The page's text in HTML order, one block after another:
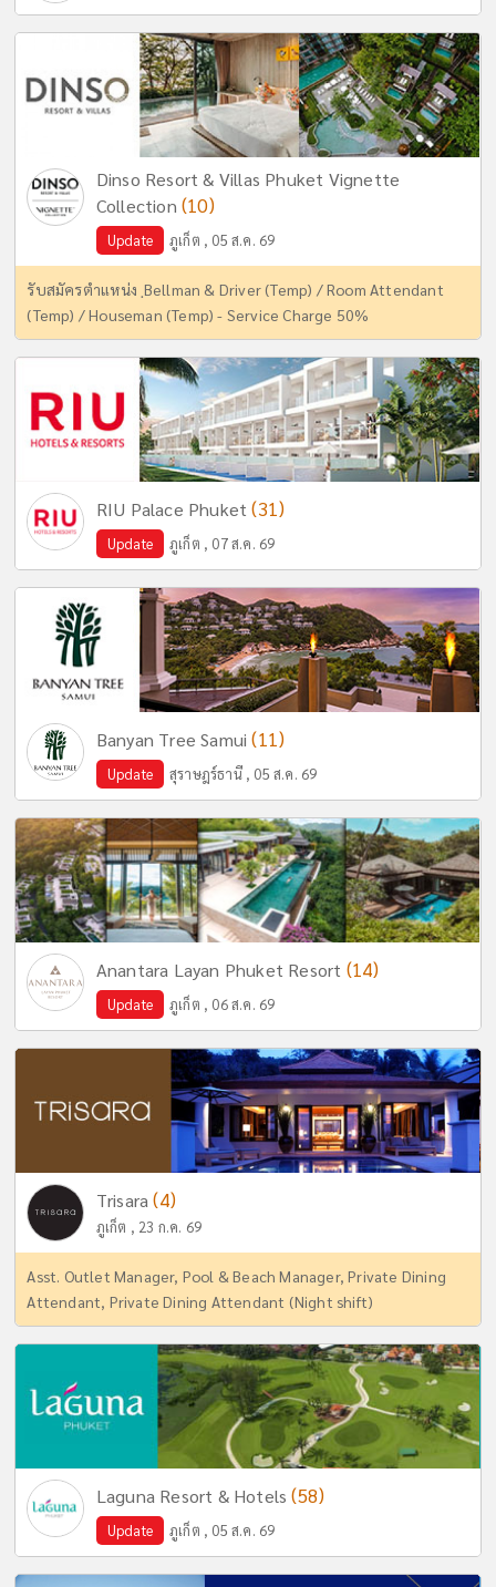
Dinso Resort & Villas Phuket Vignette
Collection (10)
Update ภูเก็ต , 05 ส.ค. 69
รับสมัครตำแหน่ง ฺBellman & Driver (Temp) / Room Attendant
(Temp) / Houseman (Temp) - Service Charge 50%
RIU Palace Phuket(31)
Update ภูเก็ต , 07 ส.ค. 69
Banyan Tree Samui(11)
Update สุราษฎร์ธานี , 05 ส.ค. 69
Anantara Layan Phuket Resort (14)
Update ภูเก็ต , 06 ส.ค. 69
Trisara(4)
ภูเก็ต , 23 ก.ค. 69
Asst. Outlet Manager, Pool & Beach Manager, Private Dining
Attendant, Private Dining Attendant (Night shift)
Laguna Resort & Hotels(58)
Update ภูเก็ต , 05 ส.ค. 69